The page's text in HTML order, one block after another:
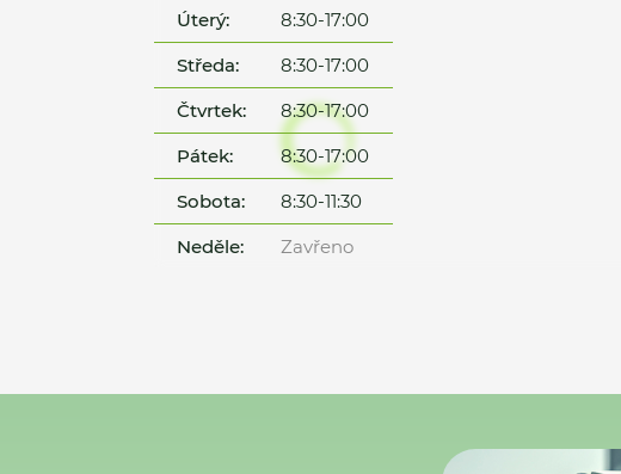
Úterý:
8:30-17:00
Středa:
8:30-17:00
Čtvrtek:
8:30-17:00
Pátek:
8:30-17:00
Sobota:
8:30-11:30
Neděle:
Zavřeno